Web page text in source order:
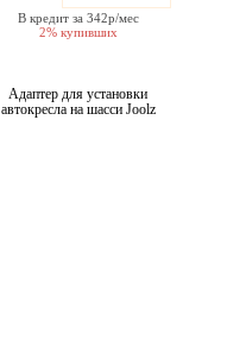
В кредит за 342р/мес
2% купивших
Адаптер для установки
автокресла на шасси Joolz